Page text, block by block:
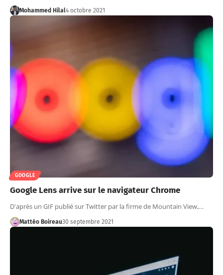
Mohammed Hilal4 octobre 2021
GOOGLE
Google Lens arrive sur le navigateur Chrome
D'après un GIF publié sur Twitter par la firme de Mountain View,…
Mattéo Boireau30 septembre 2021